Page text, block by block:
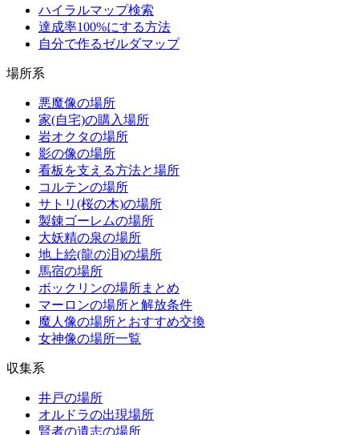
ハイラルマップ検索
達成率100%にする方法
自分で作るゼルダマップ
場所系
悪魔像の場所
家(自宅)の購入場所
岩オクタの場所
影の像の場所
看板を支える方法と場所
コルテンの場所
サトリ(桜の木)の場所
製錬ゴーレムの場所
大妖精の泉の場所
地上絵(龍の泪)の場所
馬宿の場所
ボックリンの場所まとめ
マーロンの場所と解放条件
魔人像の場所とおすすめ交換
女神像の場所一覧
収集系
井戸の場所
オルドラの出現場所
賢者の遺志の場所